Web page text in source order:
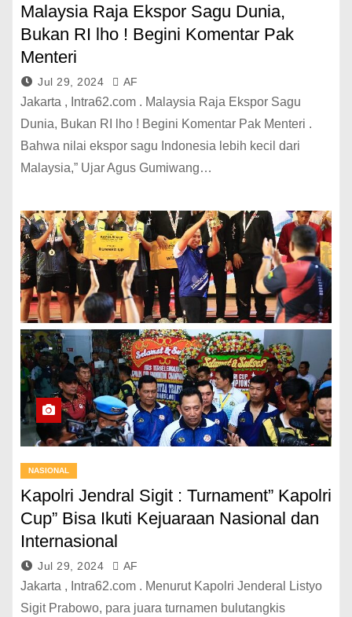
Malaysia Raja Ekspor Sagu Dunia,
Bukan RI lho ! Begini Komentar Pak
Menteri
Jul 29, 2024 AF
Jakarta , Intra62.com . Malaysia Raja Ekspor Sagu
Dunia, Bukan RI lho ! Begini Komentar Pak Menteri .
Bahwa nilai ekspor sagu Indonesia lebih kecil dari
Malaysia,” Ujar Agus Gumiwang…
NASIONAL
Kapolri Jendral Sigit : Turnament” Kapolri
Cup” Bisa Ikuti Kejuaraan Nasional dan
Internasional
Jul 29, 2024 AF
Jakarta , Intra62.com . Menurut Kapolri Jenderal Listyo
Sigit Prabowo, para juara turnamen bulutangkis